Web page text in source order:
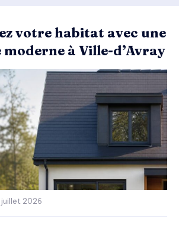
votre habitat avec une
à Ville-d’Avray
juillet 2026